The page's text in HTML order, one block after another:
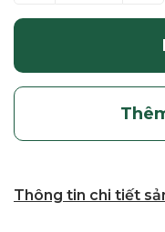
Thông tin chi tiết